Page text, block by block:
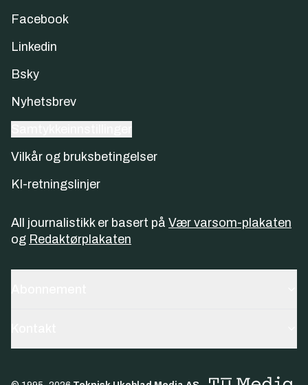
Facebook
Linkedin
Bsky
Nyhetsbrev
Vilkår og bruksbetingelser
KI-retningslinjer
All journalistikk er basert på Vær varsom-plakaten
og Redaktørplakaten